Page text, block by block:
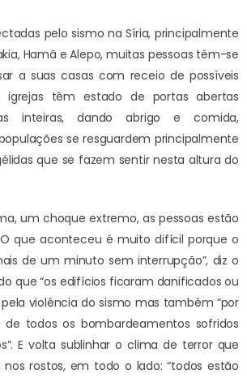
pelo sismo na Síria, principalmente
Hamã e Alepo, muitas pessoas têm-se
a suas casas com receio de possíveis
igrejas têm estado de portas abertas
inteiras, dando abrigo e comida,
se resguardem principalmente
que se fazem sentir nesta altura do
um choque extremo, as pessoas estão
que aconteceu é muito difícil porque o
de um minuto sem interrupção”, diz o
que “os edifícios ficaram danificados ou
violência do sismo mas também “por
todos os bombardeamentos sofridos
E volta sublinhar o clima de terror que
nos rostos, em todo o lado: “todos estão